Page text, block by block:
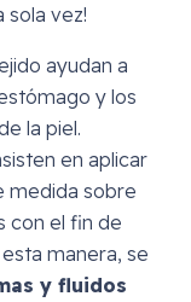
sola vez!
ayudan a
y los
la piel.
en aplicar
medida sobre
con el fin de
manera, se
y fluidos